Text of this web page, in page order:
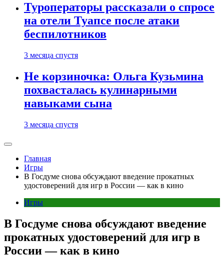
Туроператоры рассказали о спросе
на отели Туапсе после атаки
беспилотников
3 месяца спустя
Не корзиночка: Ольга Кузьмина
похвасталась кулинарными
навыками сына
3 месяца спустя
Главная
Игры
В Госдуме снова обсуждают введение прокатных
удостоверений для игр в России — как в кино
Игры
В Госдуме снова обсуждают введение
прокатных удостоверений для игр в
России — как в кино